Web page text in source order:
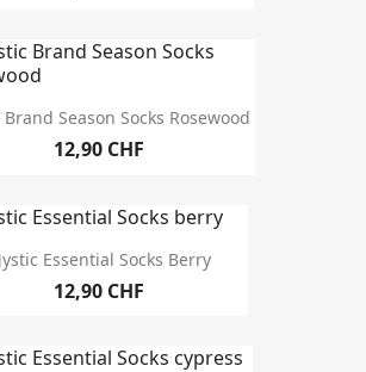
Season Socks Rosewood
12,90 CHF
Essential Socks Berry
12,90 CHF